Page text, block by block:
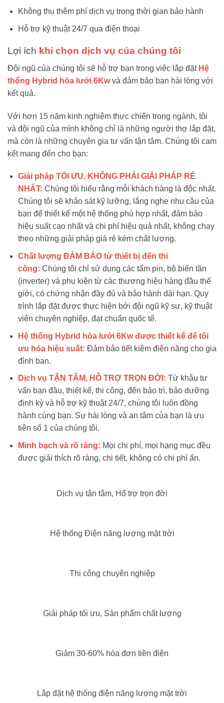
Không thu thêm phí dịch vụ trong thời gian bảo hành
Hỗ trợ kỹ thuật 24/7 qua điện thoại
Lợi ích khi chọn dịch vụ của chúng tôi
Đội ngũ của chúng tôi sẽ hỗ trợ bạn trong việc lắp đặt Hệ
thống Hybrid hòa lưới 6Kwvà đảm bảo bạn hài lòng với
kết quả.
Với hơn 15 năm kinh nghiệm thực chiến trong ngành, tôi
và đội ngũ của mình không chỉ là những người thợ lắp đặt,
mà còn là những chuyên gia tư vấn tận tâm. Chúng tôi cam
kết mang đến cho bạn:
Giải pháp TỐI ƯU, KHÔNG PHẢI GIẢI PHÁP RẺ
NHẤT: Chúng tôi hiểu rằng mỗi khách hàng là độc nhất.
Chúng tôi sẽ khảo sát kỹ lưỡng, lắng nghe nhu cầu của
bạn để thiết kế một hệ thống phù hợp nhất, đảm bảo
hiệu suất cao nhất và chi phí hiệu quả nhất, không chạy
theo những giải pháp giá rẻ kém chất lượng.
Chất lượng ĐẢM BẢO từ thiết bị đến thi
công: Chúng tôi chỉ sử dụng các tấm pin, bộ biến tần
(inverter) và phụ kiện từ các thương hiệu hàng đầu thế
giới, có chứng nhận đầy đủ và bảo hành dài hạn. Quy
trình lắp đặt được thực hiện bởi đội ngũ kỹ sư, kỹ thuật
viên chuyên nghiệp, đạt chuẩn quốc tế.
Hệ thống Hybrid hòa lưới 6Kw được thiết kế để tối
ưu hóa hiệu suất: Đảm bảo tiết kiệm điện năng cho gia
đình bạn.
Dịch vụ TẬN TÂM, HỖ TRỢ TRỌN ĐỜI: Từ khâu tư
vấn ban đầu, thiết kế, thi công, đến bảo trì, bảo dưỡng
định kỳ và hỗ trợ kỹ thuật 24/7, chúng tôi luôn đồng
hành cùng bạn. Sự hài lòng và an tâm của bạn là ưu
tiên số 1 của chúng tôi.
Minh bạch và rõ ràng: Mọi chi phí, mọi hạng mục đều
được giải thích rõ ràng, chi tiết, không có chi phí ẩn.
Dịch vụ tận tâm, Hổ trợ trọn đời
Hệ thống Điện năng lượng mặt trời
Thi công chuyên nghiệp
Giải pháp tối ưu, Sản phẩm chất lượng
Giảm 30-60% hóa đơn tiền điện
Lắp đặt hệ thống điện năng lượng mặt trời